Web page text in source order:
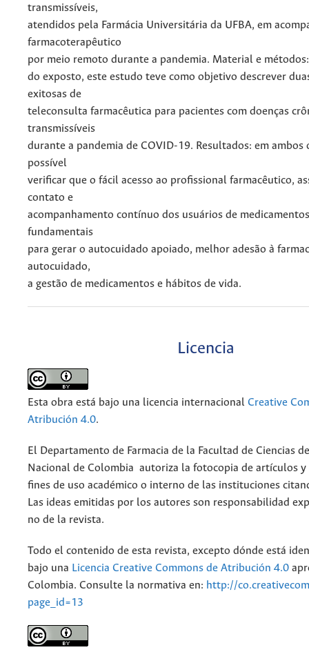
transmissíveis,
atendidos pela Farmácia Universitária da UFBA, em
farmacoterapêutico
por meio remoto durante a pandemia. Material e
do exposto, este estudo teve como objetivo descrever
exitosas de
teleconsulta farmacêutica para pacientes com doenças
transmissíveis
durante a pandemia de COVID-19. Resultados: em ambos
possível
verificar que o fácil acesso ao profissional farmacêutico,
contato e
acompanhamento contínuo dos usuários de
fundamentais
para gerar o autocuidado apoiado, melhor adesão à
autocuidado,
a gestão de medicamentos e hábitos de vida.
Licencia
Esta obra está bajo una licencia internacional Creative
Atribución 4.0.
El Departamento de Farmacia de la Facultad de Ciencias
Nacional de Colombia autoriza la fotocopia de artículos
fines de uso académico o interno de las instituciones
Las ideas emitidas por los autores son responsabilidad
no de la revista.
Todo el contenido de esta revista, excepto dónde está
bajo una Licencia Creative Commons de Atribución 4.0
Colombia. Consulte la normativa en: http://
page_id=13